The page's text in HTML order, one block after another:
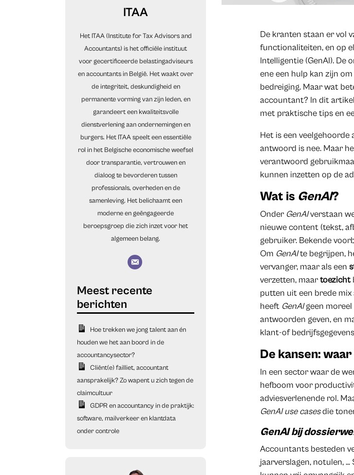
ITAA
Het ITAA (Institute for Tax Advisors and
Accountants) is het officiële instituut
voor gecertificeerde belastingadviseurs
en accountants in België. Het waakt over
de integriteit, deskundigheid en
permanente vorming van zijn leden, en
garandeert een kwaliteitsvolle
dienstverlening aan ondernemingen en
burgers. Het ITAA speelt een essentiële
rol in het Belgische economische weefsel
door transparantie, vertrouwen en
dialoog te bevorderen tussen
professionals, overheden en de
samenleving. Het belichaamt een
moderne en geëngageerde
beroepsgroep die zich inzet voor het
algemeen belang.
Hoe trekken we jong talent aan én
houden we het aan boord in de
accountancysector?
Cliënt(e) failliet, accountant
aansprakelijk? Zo wapent u zich tegen de
claimcultuur
GDPR en accountancy in de praktijk:
software, mailverkeer en klantdata
onder controle
​De kranten staan er vol
functionaliteiten, en op
Intelligentie (GenAI). De
ene een hulp kan zijn
bedreiging. Maar wat
accountant? In dit
met praktische tips en
Het is een veelgehoorde
antwoord is nee. Maar
verantwoord
kunnen inzetten op de
Wat is GenAI?
Onder GenAIverstaan
nieuwe content (tekst,
gebruiker. Bekende
Om GenAIte begrijpen,
vervanger, maar als een
verzetten, maartoezicht
putten uit een brede
heeft GenAIgeen moreel
antwoorden geven, en
klant-of
De kansen:
In een sector waar de
hefboom voor
adviesverlenende rol.
GenAI use casesdie
GenAI bij
Accountants besteden
jaarverslagen, notulen,